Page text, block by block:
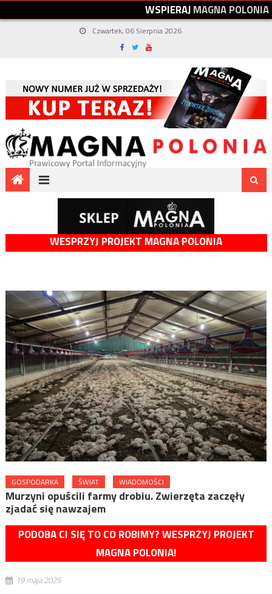
WSPIERAJMAGNAPOLONIA
Czwartek, 06 Sierpnia 2026
WESPRZYJ PROJEKT MAGNA POLONIA
GOSPODARKA ŚWIAT WIADOMOŚCI
Murzyni opuścili farmy drobiu. Zwierzęta zaczęły
zjadać się nawzajem
PODOBA CI SIĘ TO CO ROBIMY? WESPRZYJ PROJEKT
MAGNA POLONIA!
19 maja 2025